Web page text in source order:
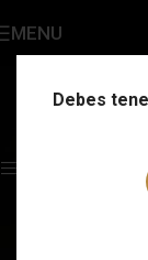
Debes
MENU